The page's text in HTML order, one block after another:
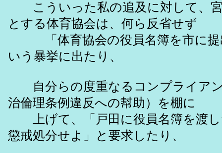
こういった私の追及に対して、宮
とする体育協会は、何ら反省せず
「体育協会の役員名簿を市に提
いう暴挙に出たり、
自分らの度重なるコンプライアン
治倫理条例違反への幇助）を棚に
上げて、「戸田に役員名簿を渡し
懲戒処分せよ」と要求したり、